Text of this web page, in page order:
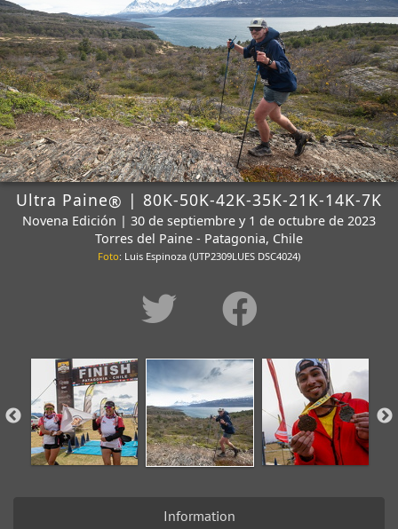
Ultra Paine® | 80K-50K-42K-35K-21K-14K-7K
Novena Edición | 30 de septiembre y 1 de octubre de 2023
Torres del Paine - Patagonia, Chile
Foto: Luis Espinoza (UTP2309LUES DSC4024)
Information